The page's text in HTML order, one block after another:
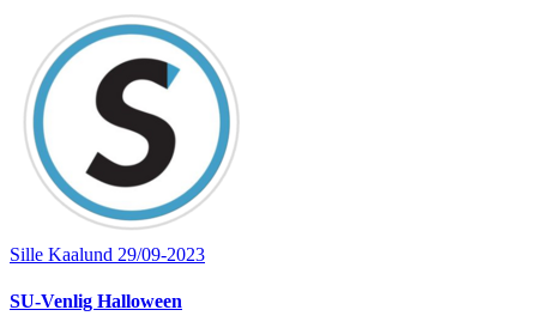
Sille Kaalund 29/09-2023
SU-Venlig Halloween